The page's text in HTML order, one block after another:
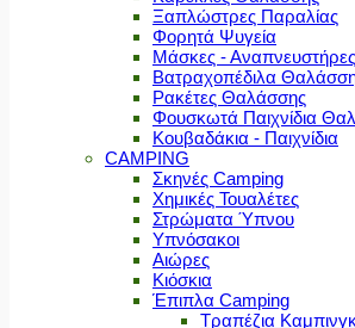
Ξαπλώστρες Παραλίας
Φορητά Ψυγεία
Μάσκες - Αναπνευστήρες
Βατραχοπέδιλα
Ρακέτες Θαλάσσης
Φουσκωτά Παιχνίδια
Κουβαδάκια - Παιχνίδια
CAMPING
Σκηνές Camping
Χημικές Τουαλέτες
Στρώματα Ύπνου
Υπνόσακοι
Αιώρες
Κιόσκια
Έπιπλα Camping
Τραπέζια